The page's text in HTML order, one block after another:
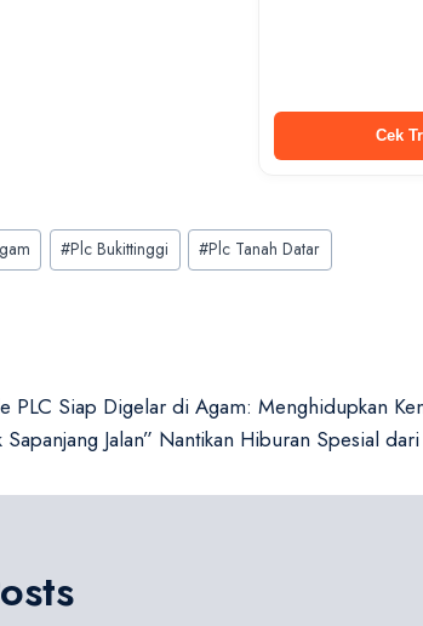
Cek
#Plc Bukittinggi #Plc Tanah Datar
PLC Siap Digelar di Agam: Menghidupkan
Sapanjang Jalan” Nantikan Hiburan Spesial